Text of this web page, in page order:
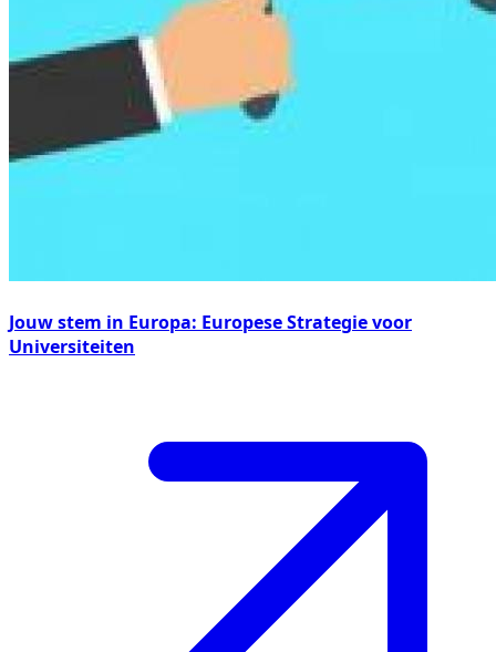
Jouw stem in Europa: Europese Strategie voor
Universiteiten